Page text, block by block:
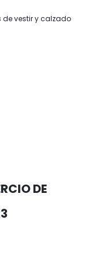
vestir y calzado
DE